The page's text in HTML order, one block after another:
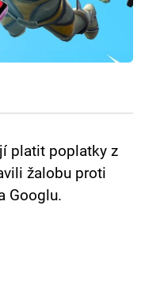
platit poplatky z
žalobu proti
Googlu.